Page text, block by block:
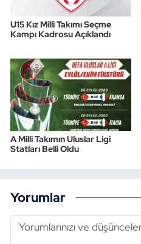
U15 Kız Milli Takımı Seçme
Kampı Kadrosu Açıklandı
A Milli Takımın Uluslar Ligi
Statları Belli Oldu
Yorumlar